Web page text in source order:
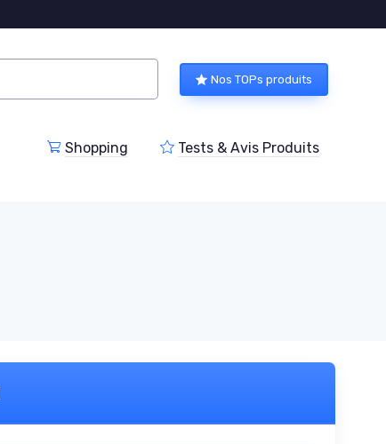
Nos TOPs produits
Shopping Tests & Avis Produits